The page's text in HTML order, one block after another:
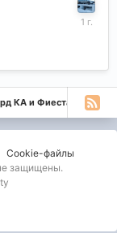
КА и Фиеста с Пумой
Cookie-файлы
защищены.